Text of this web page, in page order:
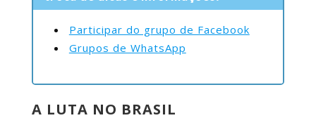
Participar do grupo de Facebook
Grupos de WhatsApp
A LUTA NO BRASIL